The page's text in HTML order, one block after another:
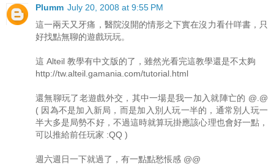
Plumm July 20, 2008 at 9:55 PM
這一兩天又牙痛，醫院沒開的情形之下實在沒力看什咩書，只
好找點無聊的遊戲玩玩。
這 Alteil 教學有中文版的了，雖然光看完這教學還是不太夠
http://tw.alteil.gamania.com/tutorial.html
還無聊玩了老遊戲外交，其中一場是我一加入就陣亡的 @.@
( 因為不是加入新局，而是加入別人玩一半的，通常別人玩一
半大多是局勢不好，不過這時就算玩掛應該心理也會好一點，
可以推給前任玩家 :QQ )
週六週日一下就過了，有一點點愁悵感 @@